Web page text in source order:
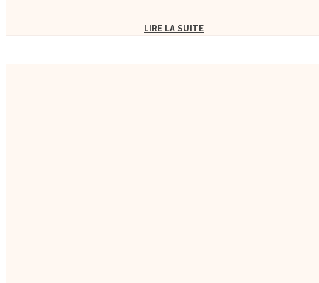
LIRE LA SUITE